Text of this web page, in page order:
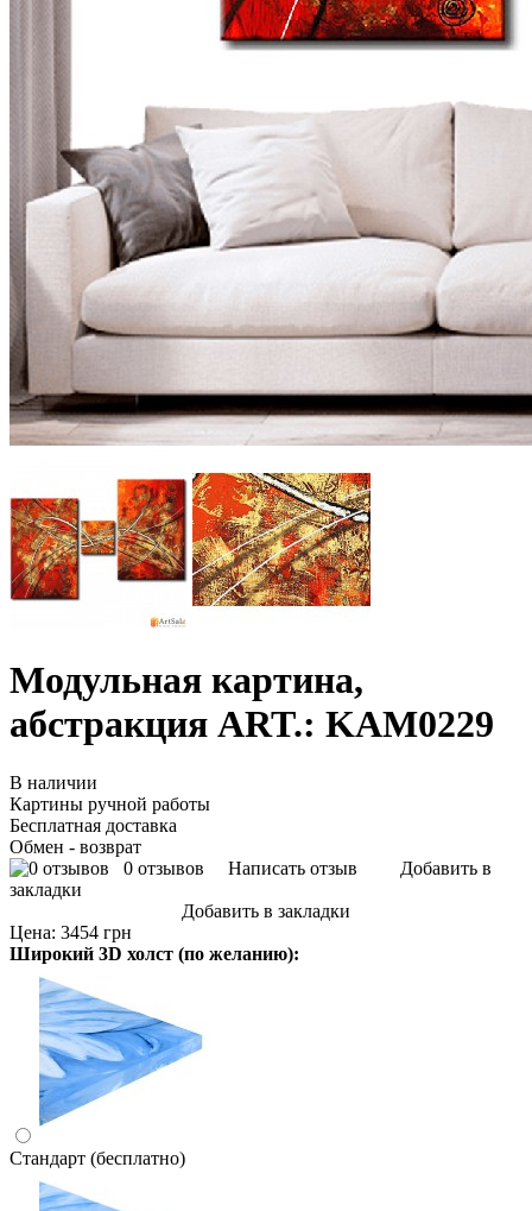
Модульная картина,
абстракция ART.: KAM0229
В наличии
Картины ручной работы
Бесплатная доставка
Обмен - возврат
0 отзывов
Написать отзыв
Добавить в
закладки
Добавить в закладки
Цена: 3454 грн
Широкий 3D холст (по желанию):
Стандарт (бесплатно)